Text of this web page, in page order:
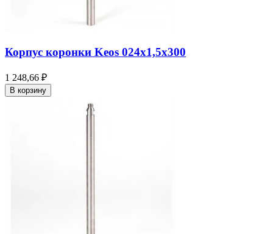
Корпус коронки Keos 024x1,5x300
1 248,66 ₽
В корзину